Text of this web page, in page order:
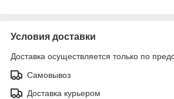
Условия доставки
Доставка осуществляется только по
Самовывоз
Доставка курьером